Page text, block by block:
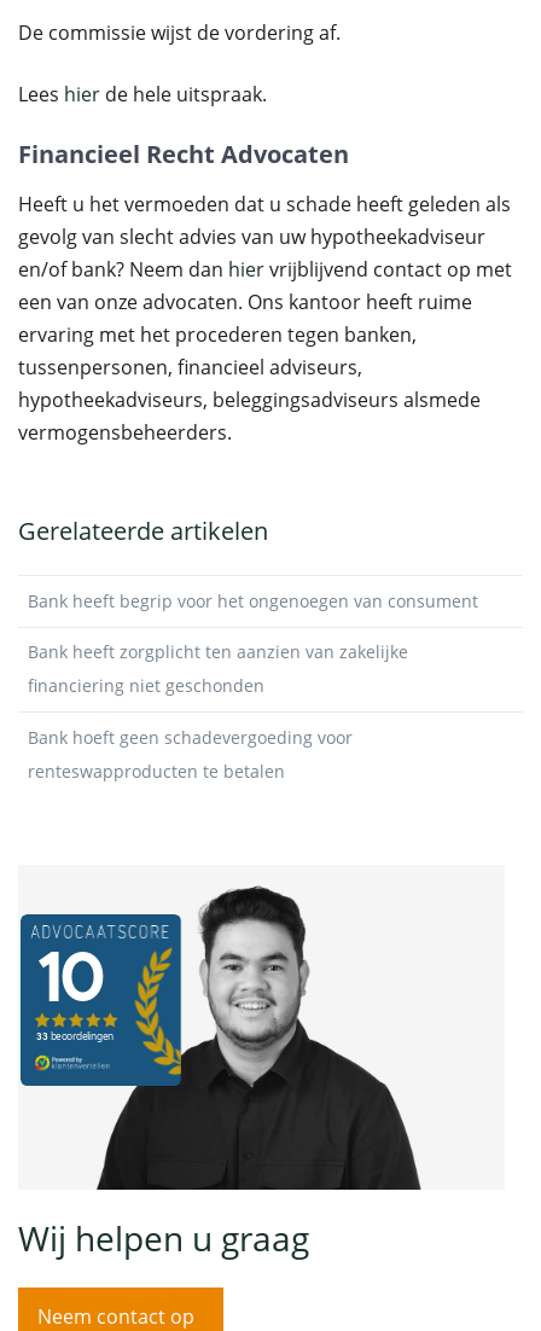
De commissie wijst de vordering af.
Lees hier de hele uitspraak.
Financieel Recht Advocaten
Heeft u het vermoeden dat u schade heeft geleden als
gevolg van slecht advies van uw hypotheekadviseur
en/of bank? Neem dan hiervrijblijvend contact op met
een van onze advocaten. Ons kantoor heeft ruime
ervaring met het procederen tegen banken,
tussenpersonen, financieel adviseurs,
hypotheekadviseurs, beleggingsadviseurs alsmede
vermogensbeheerders.
Gerelateerde artikelen
Bank heeft begrip voor het ongenoegen van consument
Bank heeft zorgplicht ten aanzien van zakelijke
financiering niet geschonden
Bank hoeft geen schadevergoeding voor
renteswapproducten te betalen
Wij helpen u graag
Neem contact op